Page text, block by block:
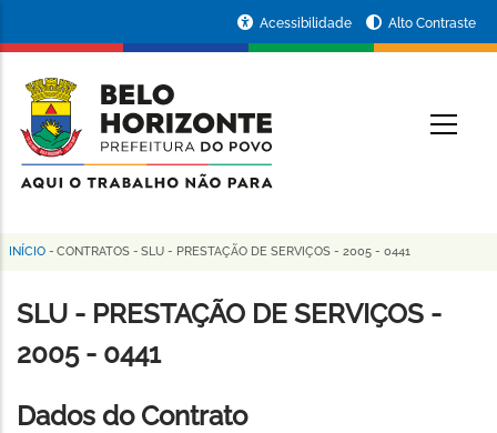
conteúdo
principal
da
Prefeitura
de
Horizonte
Acessibilidade Alto Contraste
Trilha
de
navegação
INÍCIO - CONTRATOS - SLU - PRESTAÇÃO DE SERVIÇOS - 2005 - 0441
SLU - PRESTAÇÃO DE SERVIÇOS -
2005 - 0441
Dados do Contrato